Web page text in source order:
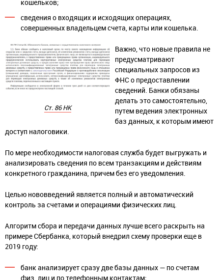
кошельков;
сведения о входящих и исходящих операциях,
совершенных владельцем счета, карты или кошелька.
Ст. 86 НК
Важно, что новые правила не
предусматривают
специальных запросов из
ФНС о предоставлении
сведений. Банки обязаны
делать это самостоятельно,
путем ведения электронных
баз данных, к которым имеют
доступ налоговики.
По мере необходимости налоговая служба будет выгружать и
анализировать сведения по всем транзакциям и действиям
конкретного гражданина, причем без его уведомления.
Целью нововведений является полный и автоматический
контроль за счетами и операциями физических лиц.
Алгоритм сбора и передачи данных лучше всего раскрыть на
примере Сбербанка, который внедрил схему проверки еще в
2019 году:
банк анализирует сразу две базы данных — по счетам
физ. лиц и по телефонным контактам;